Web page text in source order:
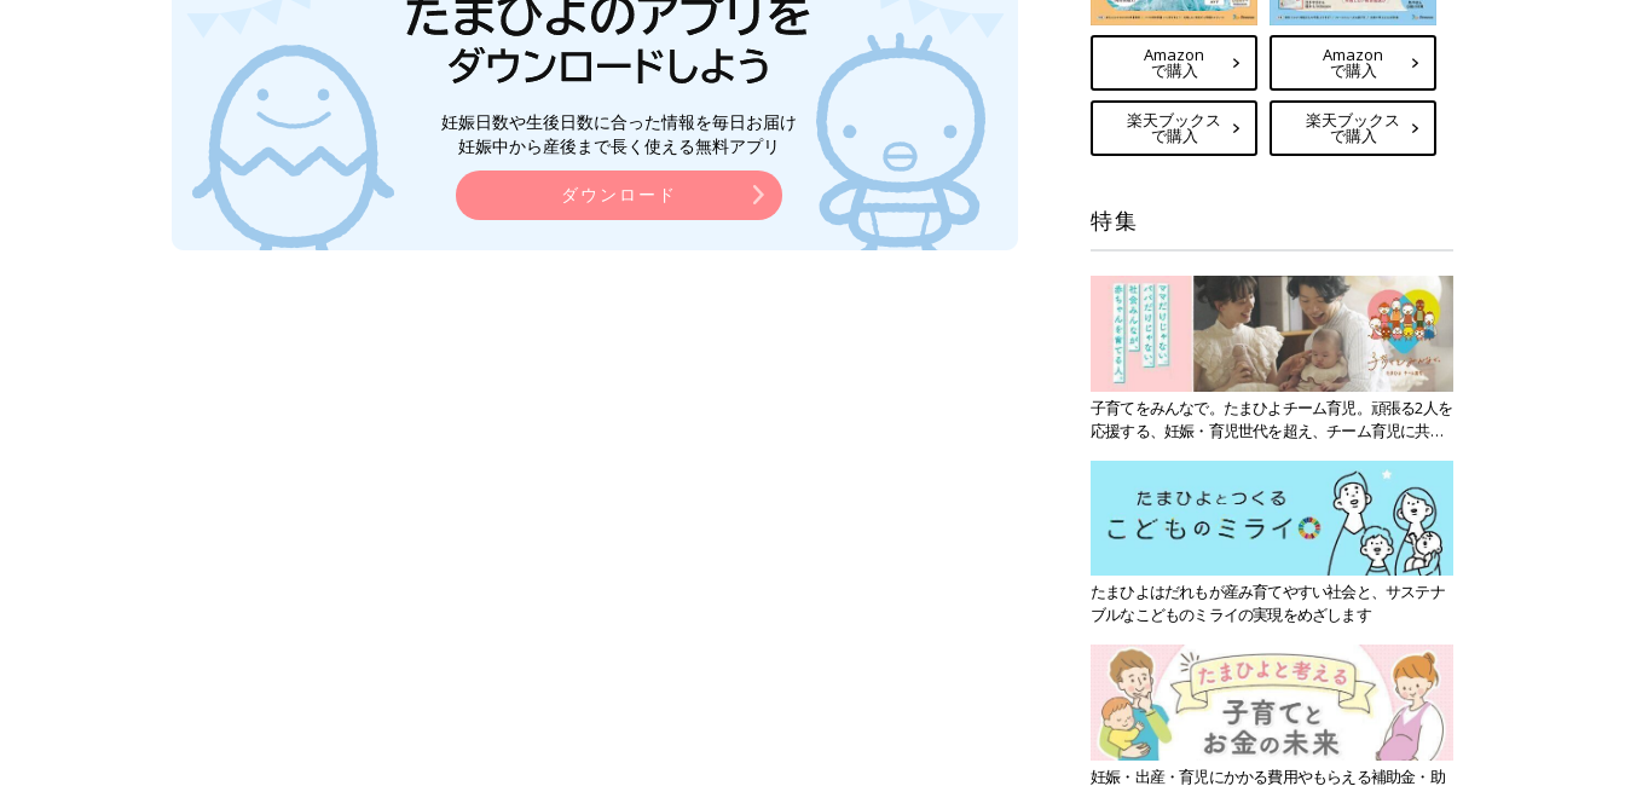
妊娠日数や生後日数に合った情報を毎日お届け
妊娠中から産後まで長く使える無料アプリ
ダウンロード
Amazon
で購入
楽天ブックス
で購入
Amazon
で購入
楽天ブックス
で購入
特集
子育てをみんなで。たまひよチーム育児。頑張る2人を
応援する、妊娠・育児世代を超え、チーム育児に共感
たまひよはだれもが産み育てやすい社会と、サステナ
ブルなこどものミライの実現をめざします
妊娠・出産・育児にかかる費用やもらえる補助金・助